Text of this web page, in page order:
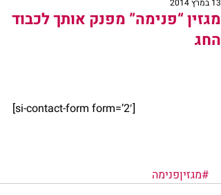
מגזין “פנימה” מפנק אותך לכבוד
החג
13 במרץ 2014
[si-contact-form form=’2′]
#מגזיןפנימה